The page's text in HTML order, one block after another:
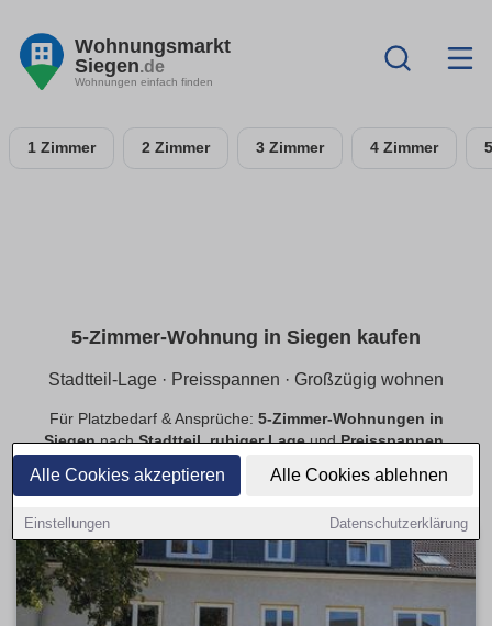
Alle Cookies akzeptieren Alle Cookies ablehnen
Einstellungen Datenschutzerklärung
Wohnungsmarkt
Siegen.de
Wohnungen einfach finden
1 Zimmer 2 Zimmer 3 Zimmer 4 Zimmer
5-Zimmer-Wohnung in Siegen kaufen
Stadtteil-Lage · Preisspannen · Großzügig wohnen
Für Platzbedarf & Ansprüche: 5-Zimmer-Wohnungen in
SiegennachStadtteil,ruhiger LageundPreisspannen.
Angebote mit passender Ausstattung.